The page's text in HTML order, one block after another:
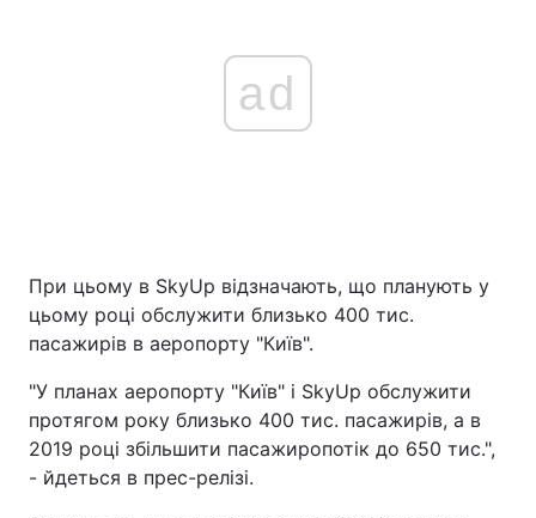
ad
При цьому в SkyUp відзначають, що планують у
цьому році обслужити близько 400 тис.
пасажирів в аеропорту "Київ".
"У планах аеропорту "Київ" і SkyUp обслужити
протягом року близько 400 тис. пасажирів, а в
2019 році збільшити пасажиропотік до 650 тис.",
- йдеться в прес-релізі.